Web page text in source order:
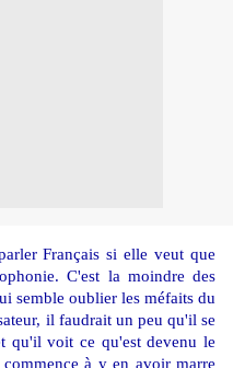
Français si elle veut que
C'est la moindre des
semble oublier les méfaits du
il faudrait un peu qu'il se
qu'il voit ce qu'est devenu le
à y en avoir marre